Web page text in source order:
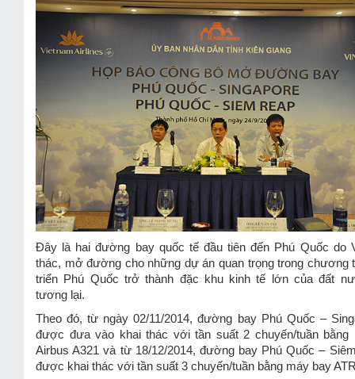
Đây là hai đường bay quốc tế đầu tiên đến Phú Quốc do
thác, mở đường cho những dự án quan trọng trong chương
triển Phú Quốc trở thành đặc khu kinh tế lớn của đất
tương lại.
Theo đó, từ ngày 02/11/2014, đường bay Phú Quốc –
được đưa vào khai thác với tần suất 2 chuyến/tuần bằng
Airbus A321 và từ 18/12/2014, đường bay Phú Quốc –
được khai thác với tần suất 3 chuyến/tuần bằng máy bay